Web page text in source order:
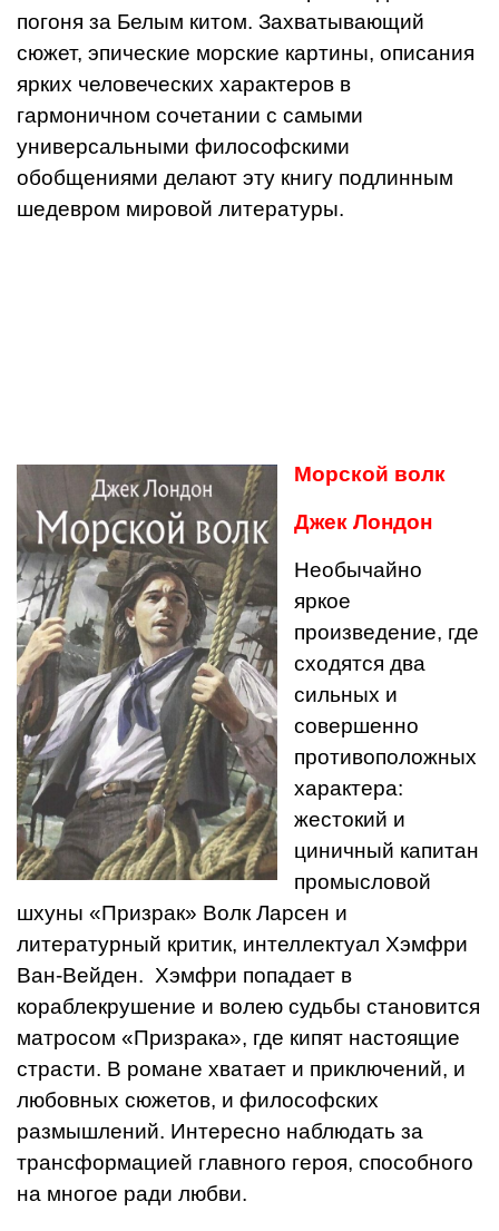
погоня за Белым китом. Захватывающий
сюжет, эпические морские картины, описания
ярких человеческих характеров в
гармоничном сочетании с самыми
универсальными философскими
обобщениями делают эту книгу подлинным
шедевром мировой литературы.
Морской волк
Джек Лондон
Необычайно
яркое
произведение, где
сходятся два
сильных и
совершенно
противоположных
характера:
жестокий и
циничный капитан
промысловой
шхуны «Призрак» Волк Ларсен и
литературный критик, интеллектуал Хэмфри
Ван-Вейден. Хэмфри попадает в
кораблекрушение и волею судьбы становится
матросом «Призрака», где кипят настоящие
страсти. В романе хватает и приключений, и
любовных сюжетов, и философских
размышлений. Интересно наблюдать за
трансформацией главного героя, способного
на многое ради любви.